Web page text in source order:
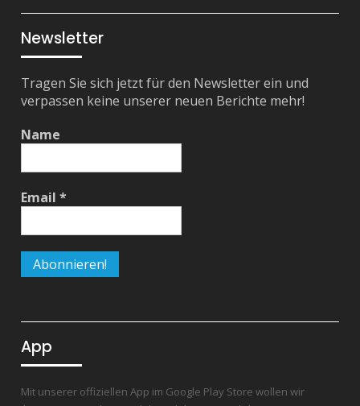
Newsletter
Tragen Sie sich jetzt für den Newsletter ein und
verpassen keine unserer neuen Berichte mehr!
Name
Email*
App
Mit unserer offiziellen App im Google Play Store wollen wir